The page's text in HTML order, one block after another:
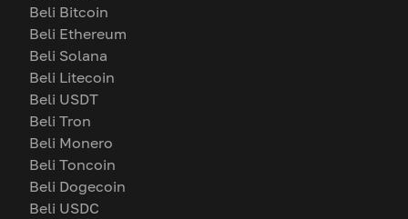
Beli Bitcoin
Beli Ethereum
Beli Solana
Beli Litecoin
Beli USDT
Beli Tron
Beli Monero
Beli Toncoin
Beli Dogecoin
Beli USDC